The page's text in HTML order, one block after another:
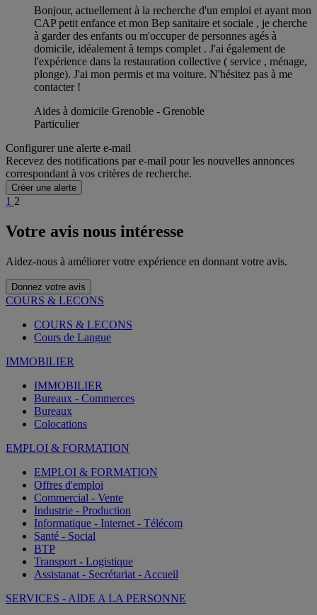
Bonjour, actuellement à la recherche d'un emploi et ayant mon
CAP petit enfance et mon Bep sanitaire et sociale , je cherche
à garder des enfants ou m'occuper de personnes agés à
domicile, idéalement à temps complet . J'ai également de
l'expérience dans la restauration collective ( service , ménage,
plonge). J'ai mon permis et ma voiture. N'hésitez pas à me
contacter !
Aides à domicile Grenoble - Grenoble
Particulier
Configurer une alerte e-mail
Recevez des notifications par e-mail pour les nouvelles annonces
correspondant à vos critères de recherche.
Créer une alerte
1 2
Votre avis nous intéresse
Aidez-nous à améliorer votre expérience en donnant votre avis.
Donnez votre avis
COURS & LECONS
COURS & LECONS
Cours de Langue
IMMOBILIER
IMMOBILIER
Bureaux - Commerces
Bureaux
Colocations
EMPLOI & FORMATION
EMPLOI & FORMATION
Offres d'emploi
Commercial - Vente
Industrie - Production
Informatique - Internet - Télécom
Santé - Social
BTP
Transport - Logistique
Assistanat - Secrétariat - Accueil
SERVICES - AIDE A LA PERSONNE